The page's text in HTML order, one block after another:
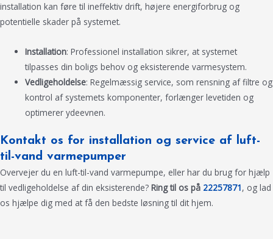
installation kan føre til ineffektiv drift, højere energiforbrug og
potentielle skader på systemet.
Installation: Professionel installation sikrer, at systemet
tilpasses din boligs behov og eksisterende varmesystem.
Vedligeholdelse: Regelmæssig service, som rensning af filtre og
kontrol af systemets komponenter, forlænger levetiden og
optimerer ydeevnen.
Kontakt os for installation og service af luft-
til-vand varmepumper
Overvejer du en luft-til-vand varmepumpe, eller har du brug for hjælp
til vedligeholdelse af din eksisterende? Ring til os på 22257871, og lad
os hjælpe dig med at få den bedste løsning til dit hjem.